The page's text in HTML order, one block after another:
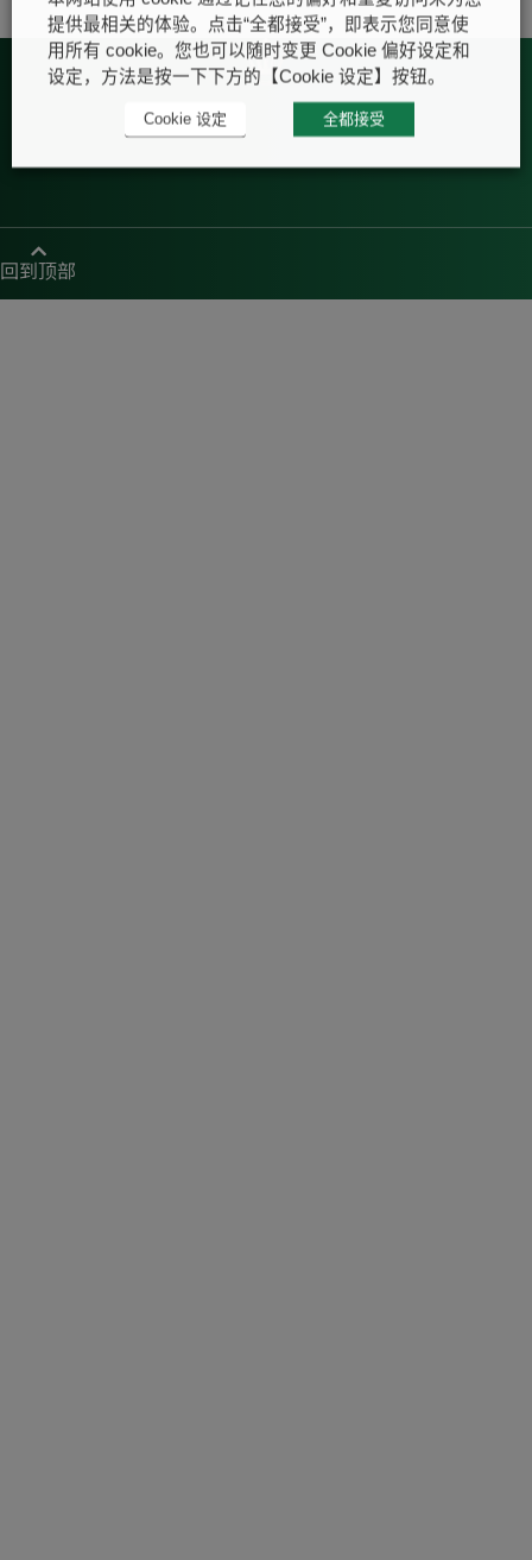
回到顶部
提供最相关的体验。点击“全都接受”，即表示您同意使
用所有 cookie。您也可以随时变更 Cookie 偏好设定和
设定，方法是按一下下方的【Cookie 设定】按钮。
Cookie 设定 全都接受